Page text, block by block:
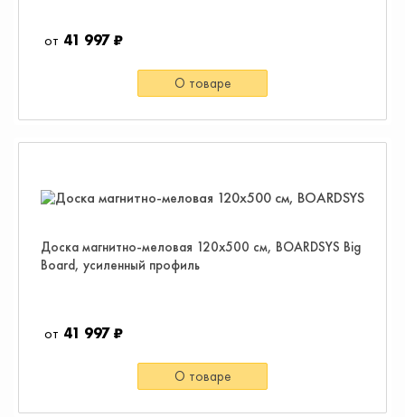
41 997 ₽
О товаре
Доска магнитно-меловая 120х500 см, BOARDSYS Big
Board, усиленный профиль
41 997 ₽
О товаре